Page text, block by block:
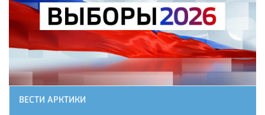
ВЕСТИ АРКТИКИ